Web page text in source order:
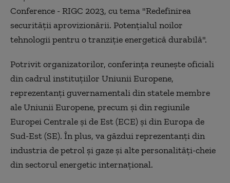
Conference - RIGC 2023, cu tema "Redefinirea
securităţii aprovizionării. Potenţialul noilor
tehnologii pentru o tranziţie energetică durabilă".
Potrivit organizatorilor, conferinţa reuneşte oficiali
din cadrul instituţiilor Uniunii Europene,
reprezentanţi guvernamentali din statele membre
ale Uniunii Europene, precum şi din regiunile
Europei Centrale şi de Est (ECE) şi din Europa de
Sud-Est (SE). În plus, va găzdui reprezentanţi din
industria de petrol şi gaze şi alte personalităţi-cheie
din sectorul energetic internaţional.